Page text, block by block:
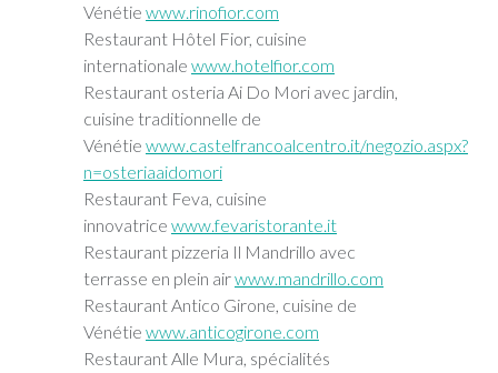
Vénétie www.rinofior.com
Restaurant Hôtel Fior, cuisine
internationale www.hotelfior.com
Restaurant osteria Ai Do Mori avec jardin,
cuisine traditionnelle de
Vénétie www.castelfrancoalcentro.it/negozio.aspx?
n=osteriaaidomori
Restaurant Feva, cuisine
innovatrice www.fevaristorante.it
Restaurant pizzeria Il Mandrillo avec
terrasse en plein airwww.mandrillo.com
Restaurant Antico Girone, cuisine de
Vénétie www.anticogirone.com
Restaurant Alle Mura, spécialités